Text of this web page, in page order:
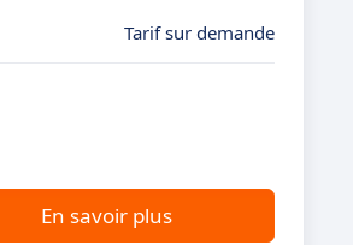
Tarif sur demande
En savoir plus